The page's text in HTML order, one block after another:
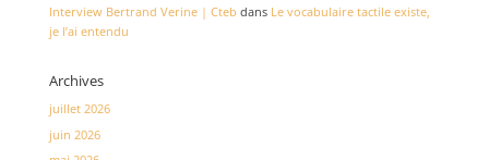
Interview Bertrand Verine | Cteb dans Le vocabulaire tactile existe,
je l’ai entendu
Archives
juillet 2026
juin 2026